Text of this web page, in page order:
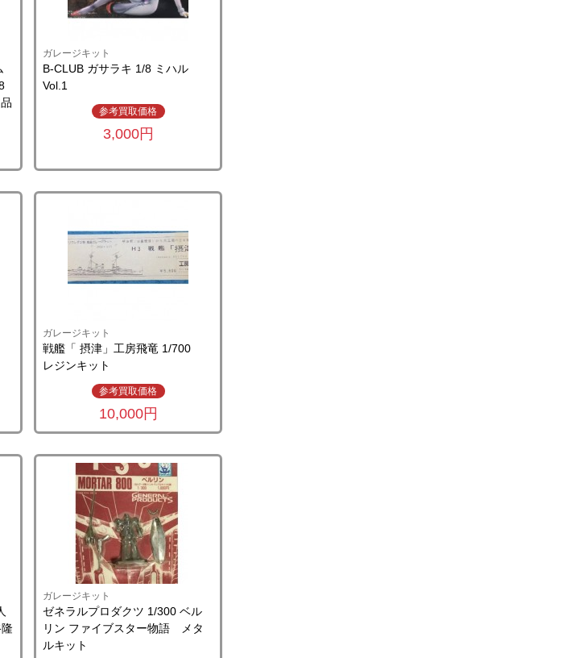
ガレージキット
B-CLUB ガサラキ 1/8 ミハル
Vol.1
参考買取価格
3,000円
ガレージキット
戦艦「 摂津」工房飛竜 1/700
レジンキット
参考買取価格
10,000円
ガレージキット
ゼネラルプロダクツ 1/300 ベル
リン ファイブスター物語 メタ
ルキット